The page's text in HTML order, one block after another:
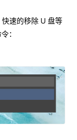
速的移除 U 盘等
：